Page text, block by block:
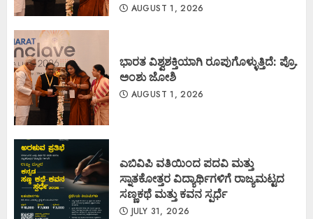
AUGUST 1, 2026
ಭಾರತ ವಿಶ್ವಶಕ್ತಿಯಾಗಿ ರೂಪುಗೊಳ್ಳುತ್ತಿದೆ: ಪ್ರೊ.
ಅಂಶು ಜೋಶಿ
AUGUST 1, 2026
ಎಬಿವಿಪಿ ವತಿಯಿಂದ ಪದವಿ ಮತ್ತು
ಸ್ನಾತಕೋತ್ತರ ವಿದ್ಯಾರ್ಥಿಗಳಿಗೆ ರಾಜ್ಯಮಟ್ಟದ
ಸಣ್ಣಕಥೆ ಮತ್ತು ಕವನ ಸ್ಪರ್ಧೆ
JULY 31, 2026